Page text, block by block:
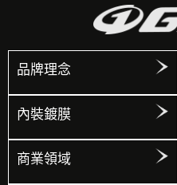
品牌理念
內裝鍍膜
商業領域